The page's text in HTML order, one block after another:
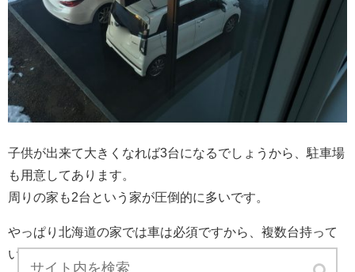
子供が出来て大きくなれば3台になるでしょうから、駐車場
も用意してあります。
周りの家も2台という家が圧倒的に多いです。
やっぱり北海道の家では車は必須ですから、複数台持って
いることが多いです。